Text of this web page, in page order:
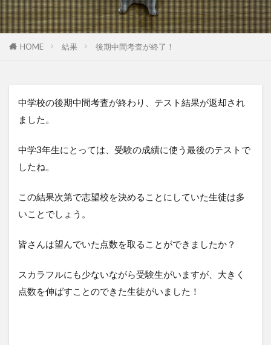
HOME 結果 後期中間考査が終了！
中学校の後期中間考査が終わり、テスト結果が返却され
ました。
中学3年生にとっては、受験の成績に使う最後のテストで
したね。
この結果次第で志望校を決めることにしていた生徒は多
いことでしょう。
皆さんは望んでいた点数を取ることができましたか？
スカラフルにも少ないながら受験生がいますが、大きく
点数を伸ばすことのできた生徒がいました！